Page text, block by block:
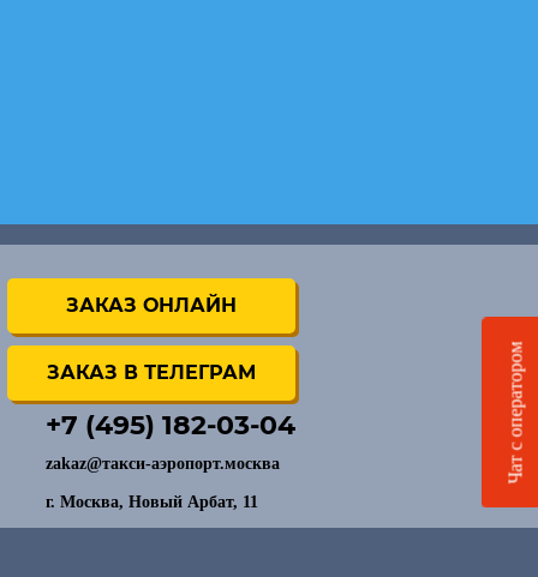
ЗАКАЗ ОНЛАЙН
ЗАКАЗ В ТЕЛЕГРАМ
+7 (495) 182-03-04
zakaz@такси-аэропорт.москва
г. Москва, Новый Арбат, 11
Чат с оператором